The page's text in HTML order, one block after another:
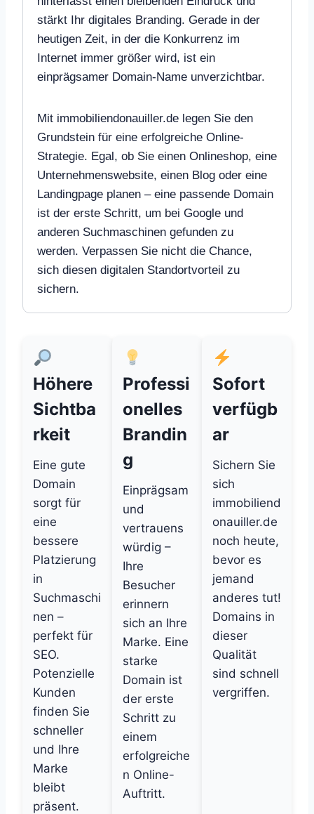
stärkt Ihr digitales Branding. Gerade in der
heutigen Zeit, in der die Konkurrenz im
Internet immer größer wird, ist ein
einprägsamer Domain-Name unverzichtbar.
Mit immobiliendonauiller.de legen Sie den
Grundstein für eine erfolgreiche Online-
Strategie. Egal, ob Sie einen Onlineshop, eine
Unternehmenswebsite, einen Blog oder eine
Landingpage planen – eine passende Domain
ist der erste Schritt, um bei Google und
anderen Suchmaschinen gefunden zu
werden. Verpassen Sie nicht die Chance,
sich diesen digitalen Standortvorteil zu
sichern.
Höhere
Sichtba
rkeit
Eine gute
Domain
sorgt für
eine
bessere
Platzierung
in
Suchmaschi
nen –
perfekt für
SEO.
Potenzielle
Kunden
finden Sie
schneller
und Ihre
Marke
bleibt
präsent.
Professi
onelles
Brandin
g
Einprägsam
und
vertrauens
würdig –
Ihre
Besucher
erinnern
sich an Ihre
Marke. Eine
starke
Domain ist
der erste
Schritt zu
einem
erfolgreiche
n Online-
Auftritt.
Sofort
verfügb
ar
Sichern Sie
sich
immobiliend
onauiller.de
noch heute,
bevor es
jemand
anderes tut!
Domains in
dieser
Qualität
sind schnell
vergriffen.